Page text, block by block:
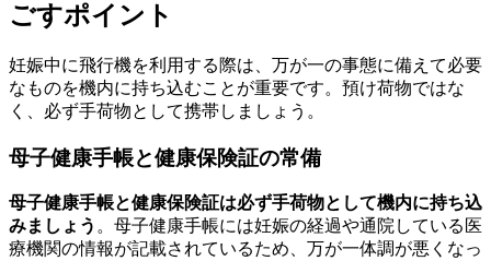
ごすポイント
妊娠中に飛行機を利用する際は、万が一の事態に備えて必要
なものを機内に持ち込むことが重要です。預け荷物ではな
く、必ず手荷物として携帯しましょう。
母子健康手帳と健康保険証の常備
母子健康手帳と健康保険証は必ず手荷物として機内に持ち込
みましょう 。母子健康手帳には妊娠の経過や通院している医
療機関の情報が記載されているため、万が一体調が悪くなっ